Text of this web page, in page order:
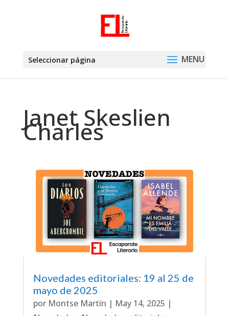
Seleccionar página
Janet Skeslien
Charles
Novedades editoriales: 19 al 25 de
mayo de 2025
por Montse Martín | May 14, 2025 |